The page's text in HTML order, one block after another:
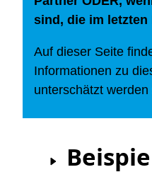
sind, die im letzten
Auf dieser Seite
Informationen zu
unterschätzt werden